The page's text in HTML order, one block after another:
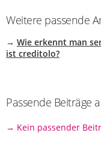
Weitere passende
→ Wie erkennt man
ist creditolo?
Passende Beiträge
→ Kein passender